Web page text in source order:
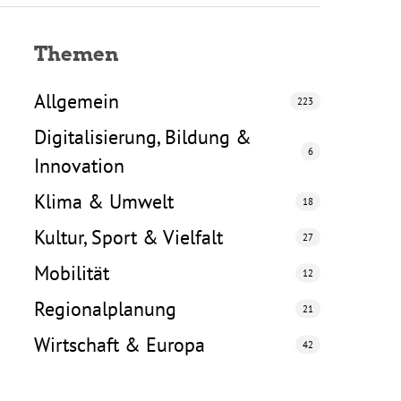
Themen
Allgemein 223
Digitalisierung, Bildung &
Innovation
6
Klima & Umwelt 18
Kultur, Sport & Vielfalt 27
Mobilität 12
Regionalplanung 21
Wirtschaft & Europa 42